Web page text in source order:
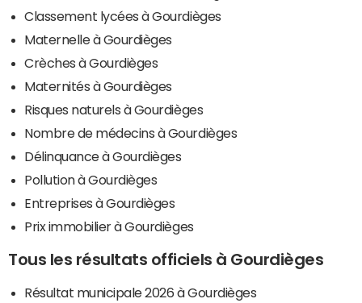
Classement lycées à Gourdièges
Maternelle à Gourdièges
Crèches à Gourdièges
Maternités à Gourdièges
Risques naturels à Gourdièges
Nombre de médecins à Gourdièges
Délinquance à Gourdièges
Pollution à Gourdièges
Entreprises à Gourdièges
Prix immobilier à Gourdièges
Tous les résultats officiels à Gourdièges
Résultat municipale 2026 à Gourdièges